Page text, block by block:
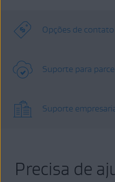
Opções de contato
Suporte para
Suporte
Precisa de